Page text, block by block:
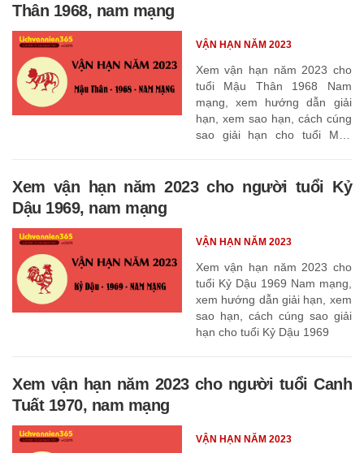
Thân 1968, nam mạng
Xem vận hạn năm 2023 cho
tuổi Mậu Thân 1968 Nam
mạng, xem hướng dẫn giải
hạn, xem sao hạn, cách cúng
sao giải hạn cho tuổi Mậu
VẬN HẠN NĂM 2023
Xem vận hạn năm 2023 cho người tuổi Kỷ
Dậu 1969, nam mạng
Xem vận hạn năm 2023 cho
tuổi Kỷ Dậu 1969 Nam mạng,
xem hướng dẫn giải hạn, xem
sao hạn, cách cúng sao giải
hạn cho tuổi Kỷ Dậu 1969
VẬN HẠN NĂM 2023
Xem vận hạn năm 2023 cho người tuổi Canh
Tuất 1970, nam mạng
VẬN HẠN NĂM 2023